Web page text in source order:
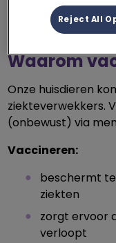
Plan
Waarom
Onze huisdieren
ziekteverwekkers.
(onbewust) via
Vaccineren:
beschermt
ziekten
zorgt ervoor
verloopt
Reject All